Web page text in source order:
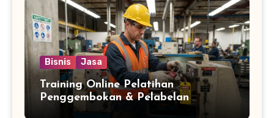
Bisnis Jasa
Training Online Pelatihan
Penggembokan & Pelabelan